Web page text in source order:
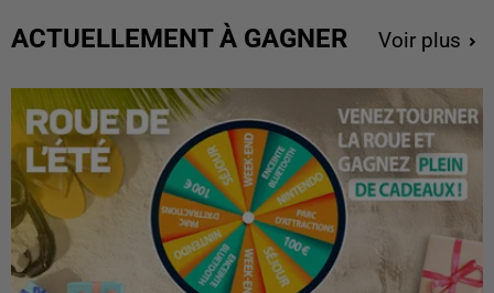
ACTUELLEMENT À GAGNER Voir plus